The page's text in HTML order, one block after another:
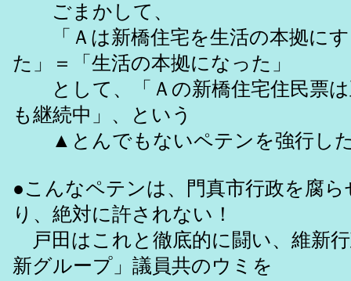
ごまかして、
「Ａは新橋住宅を生活の本拠にす
た」＝「生活の本拠になった」
として、「Ａの新橋住宅住民票は
も継続中」、という
▲とんでもないペテンを強行し
●こんなペテンは、門真市行政を腐
り、絶対に許されない！
戸田はこれと徹底的に闘い、維新
新グループ」議員共のウミを